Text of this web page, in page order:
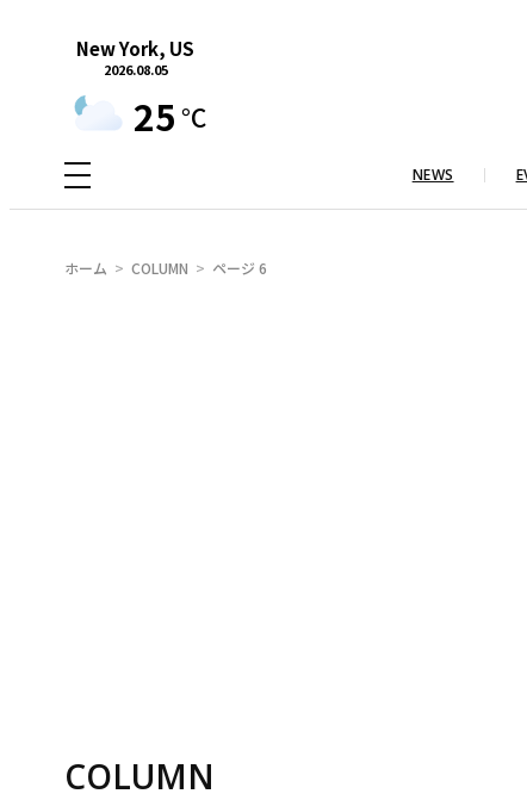
New York, US
2026.08.05
25 °C
NEWS
ホーム COLUMN ページ 6
COLUMN